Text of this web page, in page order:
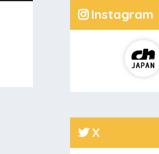
Instagram
X